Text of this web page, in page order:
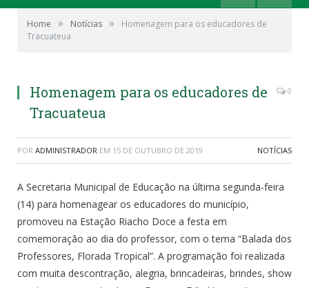
Home » Notícias »
Homenagem para os educadores de
Tracuateua
Homenagem para os educadores de
Tracuateua
0
POR ADMINISTRADOR EM 15 DE OUTUBRO DE 2019 NOTÍCIAS
A Secretaria Municipal de Educação na última segunda-feira
(14) para homenagear os educadores do município,
promoveu na Estação Riacho Doce a festa em
comemoração ao dia do professor, com o tema “Balada dos
Professores, Florada Tropical”. A programação foi realizada
com muita descontração, alegria, brincadeiras, brindes, show